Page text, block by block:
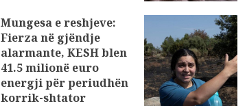
AUGUST 6, 2026
Mungesa e reshjeve:
Fierza në gjëndje
alarmante, KESH blen
41.5 milionë euro
energji për periudhën
korrik-shtator